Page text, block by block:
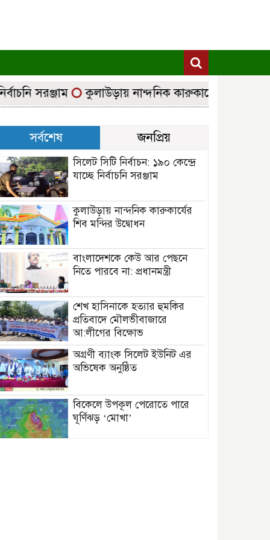
সরঞ্জাম কুলাউড়ায় নান্দনিক কারুকার্যের শিব মন্দির
সর্বশেষ জনপ্রিয়
সিলেট সিটি নির্বাচন: ১৯০ কেন্দ্রে
যাচ্ছে নির্বাচনি সরঞ্জাম
কুলাউড়ায় নান্দনিক কারুকার্যের
শিব মন্দির উদ্বোধন
বাংলাদেশকে কেউ আর পেছনে
নিতে পারবে না: প্রধানমন্ত্রী
শেখ হাসিনাকে হত্যার হুমকির
প্রতিবাদে মৌলভীবাজারে
আ:লীগের বিক্ষোভ
অগ্রণী ব্যাংক সিলেট ইউনিট এর
অভিষেক অনুষ্ঠিত
বিকেলে উপকূল পেরোতে পারে
ঘূর্ণিঝড় ‘মোখা’